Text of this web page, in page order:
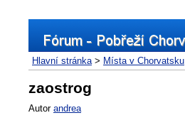
Hlavní stránka> Místa v Chorvatsku
zaostrog
Autor andrea